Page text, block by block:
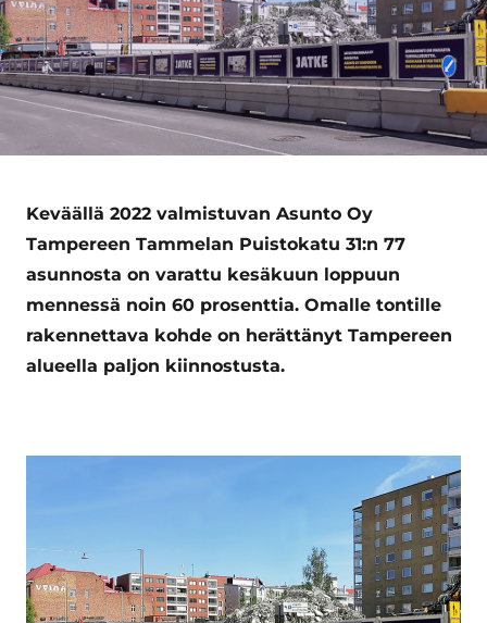
Keväällä 2022 valmistuvan Asunto Oy
Tampereen Tammelan Puistokatu 31:n 77
asunnosta on varattu kesäkuun loppuun
mennessä noin 60 prosenttia. Omalle tontille
rakennettava kohde on herättänyt Tampereen
alueella paljon kiinnostusta.